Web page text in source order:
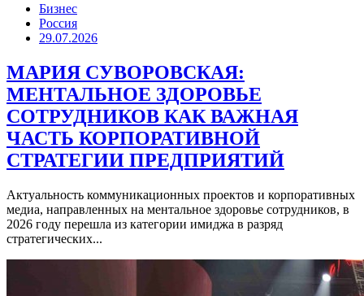
Бизнес
Россия
29.07.2026
МАРИЯ СУВОРОВСКАЯ:
МЕНТАЛЬНОЕ ЗДОРОВЬЕ
СОТРУДНИКОВ КАК ВАЖНАЯ
ЧАСТЬ КОРПОРАТИВНОЙ
СТРАТЕГИИ ПРЕДПРИЯТИЙ
Актуальность коммуникационных проектов и корпоративных
медиа, направленных на ментальное здоровье сотрудников, в
2026 году перешла из категории имиджа в разряд
стратегических...